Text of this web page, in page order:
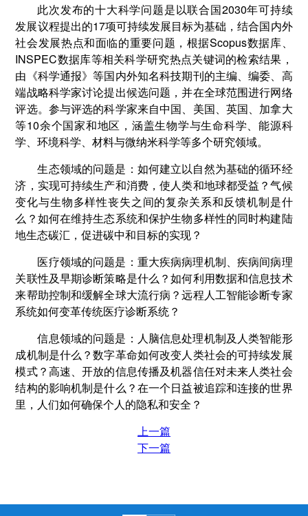
此次发布的十大科学问题是以联合国2030年可持续
发展议程提出的17项可持续发展目标为基础，结合国内外
社会发展热点和面临的重要问题，根据Scopus数据库、
INSPEC数据库等相关科学研究热点关键词的检索结果，
由《科学通报》等国内外知名科技期刊的主编、编委、高
端战略科学家讨论提出候选问题，并在全球范围进行网络
评选。参与评选的科学家来自中国、美国、英国、加拿大
等10余个国家和地区，涵盖生物学与生命科学、能源科
学、环境科学、材料与微纳米科学等多个研究领域。
生态领域的问题是：如何建立以自然为基础的循环经
济，实现可持续生产和消费，使人类和地球都受益？气候
变化与生物多样性丧失之间的复杂关系和反馈机制是什
么？如何在维持生态系统和保护生物多样性的同时构建陆
地生态碳汇，促进碳中和目标的实现？
医疗领域的问题是：重大疾病病理机制、疾病间病理
关联性及早期诊断策略是什么？如何利用数据和信息技术
来帮助控制和缓解全球大流行病？远程人工智能诊断专家
系统如何变革传统医疗诊断系统？
信息领域的问题是：人脑信息处理机制及人类智能形
成机制是什么？数字革命如何改变人类社会的可持续发展
模式？高速、开放的信息传播及机器信任对未来人类社会
结构的影响机制是什么？在一个日益被追踪和连接的世界
里，人们如何确保个人的隐私和安全？
上一篇
下一篇